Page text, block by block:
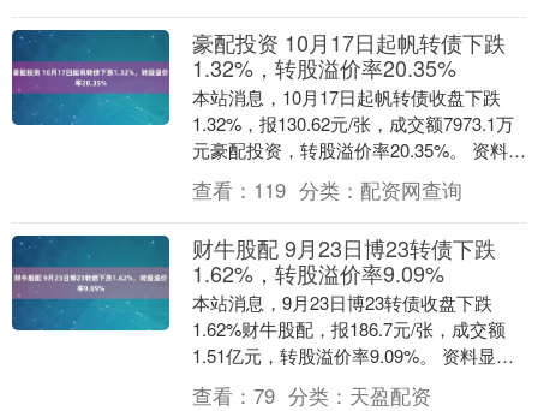
豪配投资 10月17日起帆转债下跌
1.32%，转股溢价率20.35%
本站消息，10月17日起帆转债收盘下跌
1.32%，报130.62元/张，成交额7973.1万
元豪配投资，转股溢价率20.35%。 资料显
示，起帆转债信用级别为“....
查看： 119 分类： 配资网查询
财牛股配 9月23日博23转债下跌
1.62%，转股溢价率9.09%
本站消息，9月23日博23转债收盘下跌
1.62%财牛股配，报186.7元/张，成交额
1.51亿元，转股溢价率9.09%。 资料显
示，博23转债信用级别为“AA”....
查看： 79 分类： 天盈配资